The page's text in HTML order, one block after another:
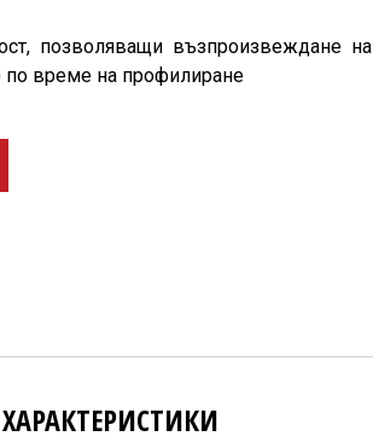
позволяващи възпроизвеждане на
по време на профилиране